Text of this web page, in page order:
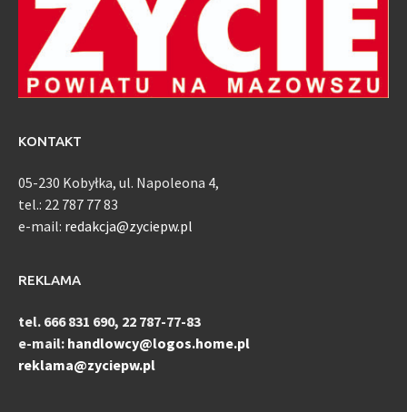
KONTAKT
05-230 Kobyłka, ul. Napoleona 4,
tel.: 22 787 77 83
e-mail: redakcja@zyciepw.pl
REKLAMA
tel. 666 831 690, 22 787-77-83
e-mail: handlowcy@logos.home.pl
reklama@zyciepw.pl